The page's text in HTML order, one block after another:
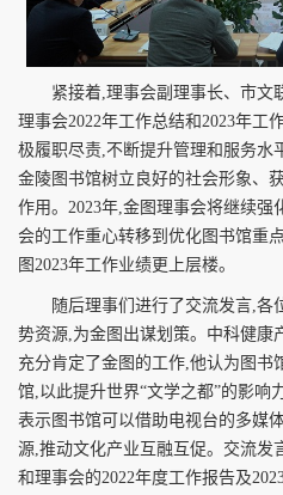
紧接着,理事会副理事长、市文
理事会2022年工作总结和2023年工
极履职尽责,不断提升管理和服务水
金陵图书馆树立良好的社会形象、
作用。 2023年,金图理事会将继续强
会的工作重心转移到优化图书馆重
图2023年工作业绩更上层楼。
随后理事们进行了交流发言,各
势资源,为金图出谋划策。中科健康
充分肯定了金图的工作,他认为图书
馆,以此提升世界“文学之都”的影响
表示图书馆可以借助电视台的多媒
源,推动文化产业互融互促。交流发
和理事会的2022年度工作报告及